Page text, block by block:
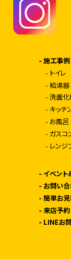
-施工事例
- トイレ
-給湯器
-洗面
- キッチ
- お風呂
- ガスコ
- レンジ
- イベント
- お問い
-簡単お見
- 来店予約
- LINEお